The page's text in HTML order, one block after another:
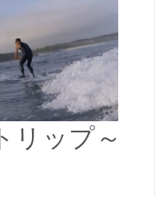
リップ～